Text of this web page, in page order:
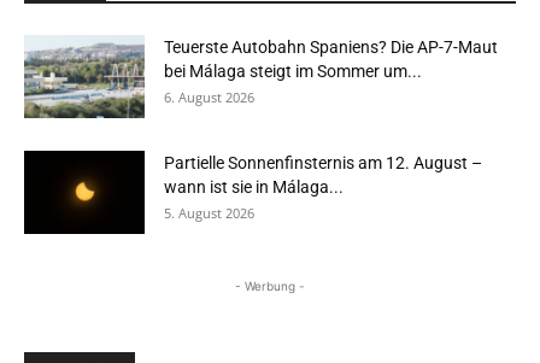
Teuerste Autobahn Spaniens? Die AP-7-Maut
bei Málaga steigt im Sommer um...
6. August 2026
Partielle Sonnenfinsternis am 12. August –
wann ist sie in Málaga...
5. August 2026
- Werbung -